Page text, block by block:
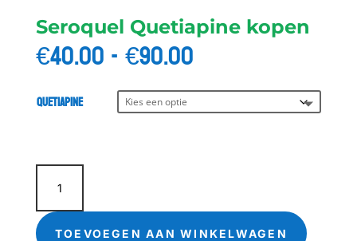
Seroquel Quetiapine kopen
€40.00-€90.00Prijsklasse:
€40.00
tot
€90.00
Quetiapine
Seroquel
Quetiapine
kopen
aantalTOEVOEGEN AAN WINKELWAGEN